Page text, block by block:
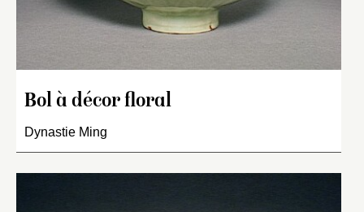
Bol à décor floral
Dynastie Ming